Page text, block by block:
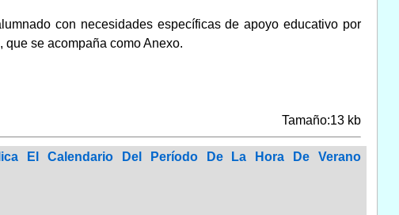
con necesidades específicas de apoyo educa­tivo por
se acompaña como Anexo.
Tamaño:13 kb
El Calendario Del Período De La Hora De Verano